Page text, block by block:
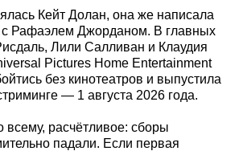
Кейт Долан, она же написала
с Рафаэлем Джорданом. В главных
Лили Салливан и Клаудия
Pictures Home Entertainment
без кинотеатров и выпустила
— 1 августа 2026 года.
всему, расчётливое: сборы
падали. Если первая